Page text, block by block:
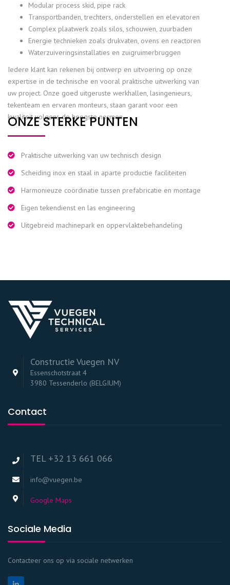
Modular process skid, pipe rack
Transportbanden, trechters, onderstellen en elevatoren
Complex plaatwerk zoals silos, schouwen, zuurbaden
Energie technieken zoals drukvaten, ovens en reactoren
Waterzuiveringsinstallaties en zuigruimerbruggen
Iedere klant kan rekenen bij ontwerp en uitvoering op onze
expertise in de technische en vooral praktische uitwerking van
uw project. Onze goed uitgeruste werkhallen, lasingenieurs,
tekenteam en ervaren monteurs, staan garant voor een
kwaliteit volgens de hoogste normen.
ONZE STERKE PUNTEN
Praktische uitwerking van uw technisch design
Scheiding inox en staal in aparte productie faciliteiten
Harmonieuze coördinatie tussen prefabricatie en montage
Eigen tekendienst en las engineering
Uitgebreid machinepark en oppervlaktebehandeling
Constructie Vuegen NV
Essenschotstraat 4
3980 Tessenderlo (BELGIUM)
Contact
TEL +32 13 661 066
info@vuegen.be
Google Maps
Sociale Media
Contacteer ons op via sociale netwerken